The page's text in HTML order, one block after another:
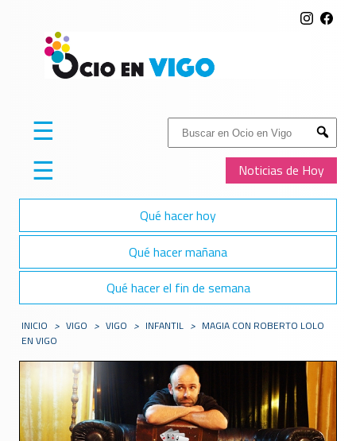
Buscar:
Submit
Noticias de Hoy
☰
☰
Qué hacer hoy
Qué hacer mañana
Qué hacer el fin de semana
INICIO > VIGO > VIGO > INFANTIL > MAGIA CON ROBERTO LOLO
EN VIGO